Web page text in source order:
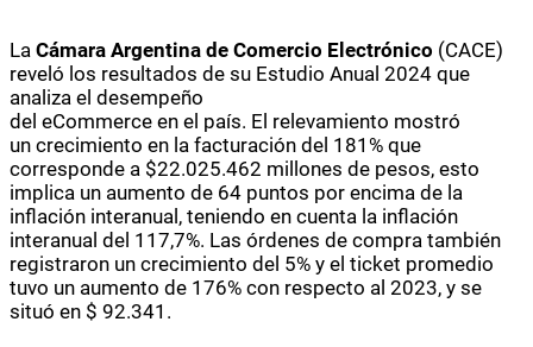
La Cámara Argentina de Comercio Electrónico (CACE)
reveló los resultados de su Estudio Anual 2024 que
analiza el desempeño
del eCommerce en el país. El relevamiento mostró
un crecimiento en la facturación del 181% que
corresponde a $22.025.462 millones de pesos, esto
implica un aumento de 64 puntos por encima de la
inflación interanual, teniendo en cuenta la inflación
interanual del 117,7%. Las órdenes de compra también
registraron un crecimiento del 5% y el ticket promedio
tuvo un aumento de 176% con respecto al 2023, y se
situó en $ 92.341.